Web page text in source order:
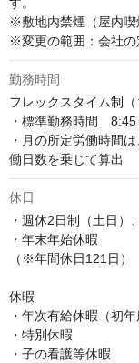
す。
※敷地内禁煙（屋内喫
※変更の範囲：会社の
勤務時間
フレックスタイム制（
・標準勤務時間　
・月の所定労働時間
働日数を乗じて算出
休日
・週休2日制（土日）
・年末年始休暇
（※年間休日121日）
休暇
・年次有給休暇（初
・特別休暇
・子の看護等休暇